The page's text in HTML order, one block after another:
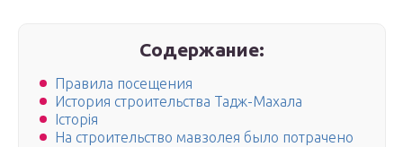
Содержание:
Правила посещения
История строительства Тадж-Махала
Історія
На строительство мавзолея было потрачено